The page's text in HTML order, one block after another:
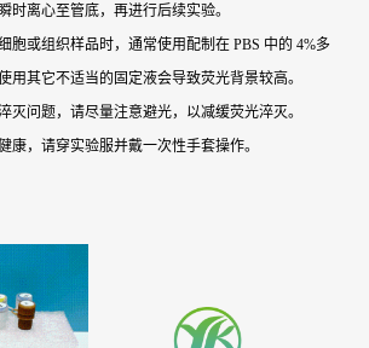
时离心至管底，再进行后续实验。
胞或组织样品时，通常使用配制在 PBS 中的 4%多
用其它不适当的固定液会导致荧光背景较高。
灭问题，请尽量注意避光，以减缓荧光淬灭。
康，请穿实验服并戴一次性手套操作。